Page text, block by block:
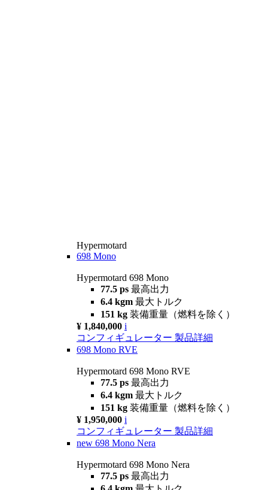
Hypermotard
698 Mono
Hypermotard 698 Mono
77.5 ps 最高出力
6.4 kgm 最大トルク
151 kg 装備重量（燃料を除く）
¥ 1,840,000 i
コンフィギュレーター 製品詳細
698 Mono RVE
Hypermotard 698 Mono RVE
77.5 ps 最高出力
6.4 kgm 最大トルク
151 kg 装備重量（燃料を除く）
¥ 1,950,000 i
コンフィギュレーター 製品詳細
new 698 Mono Nera
Hypermotard 698 Mono Nera
77.5 ps 最高出力